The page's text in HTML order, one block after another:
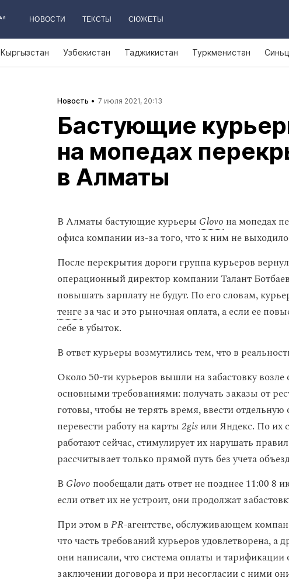
НОВОСТИ ТЕКСТЫ СЮЖЕТЫ
Кыргызстан Узбекистан Таджикистан Туркменистан
Новость 7 июля 2021, 20:13
Бастующие
на мопедах
в Алматы
В Алматы бастующие курьеры Glovo на мопедах
офиса компании из-за того, что к ним не
После перекрытия дороги группа курьеров
операционный директор компании Талант
повышать зарплату не будут. По его словам,
тенгеза час и это рыночная оплата, а если ее
себе в убыток.
В ответ курьеры возмутились тем, что в
Около 50-ти курьеров вышли на забастовку возле
основными требованиями: получать заказы от
готовы, чтобы не терять время, ввести
перевести работу на карты2gisили Яндекс. По их
работают сейчас, стимулирует их нарушать
рассчитывает только прямой путь без учета
ВGlovo пообещали дать ответ не позднее 11:00 8
если ответ их не устроит, они продолжат
При этом вPR-агентстве, обслуживающем
что часть требований курьеров удовлетворена, а
они написали, что система оплаты и
заключении договора и при несогласии с ними